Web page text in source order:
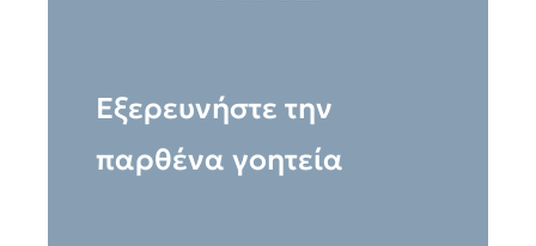
Εξερευνήστε την
παρθένα γοητεία